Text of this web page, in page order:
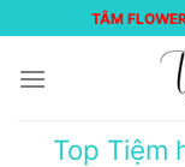
đến
nội
TÂM
Top Tiệm